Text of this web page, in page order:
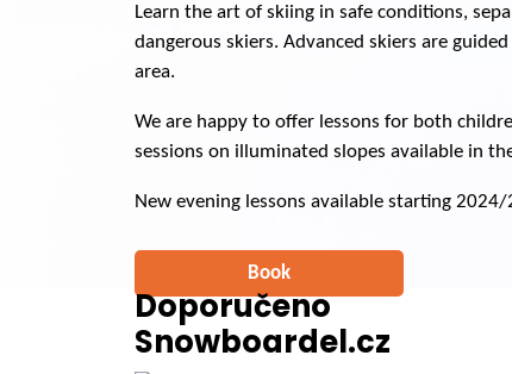
Learn the art of skiing in safe conditions,
dangerous skiers. Advanced skiers are
area.
We are happy to offer lessons for both
sessions on illuminated slopes available in
New evening lessons available starting 2024/
Book
Doporučeno
Snowboardel.cz